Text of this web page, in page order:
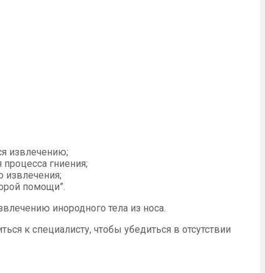
извлечению;
гниения;
извлечения;
помощи”.
инородного тела из носа.
к специалисту, чтобы убедиться в отсутствии